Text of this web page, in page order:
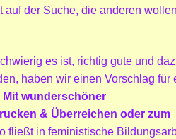
der Suche, die anderen
es ist, richtig gute und
haben wir einen Vorschlag für
Mit wunderschöner
& Überreichen oder zum
fließt in feministische